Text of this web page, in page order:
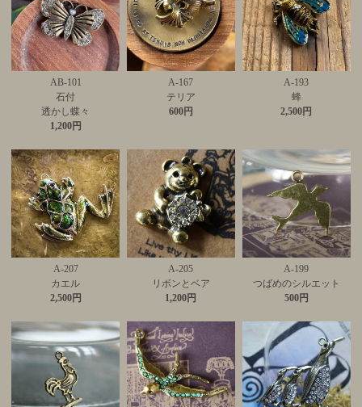
AB-101
石付
透かし蝶々
1,200円
A-167
テリア
600円
A-193
蜂
2,500円
A-207
カエル
2,500円
A-205
リボンとベア
1,200円
A-199
つばめのシルエット
500円